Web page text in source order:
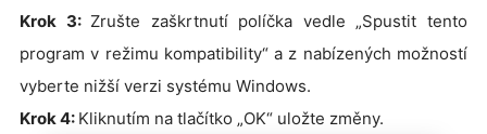
Krok 3: Zrušte zaškrtnutí políčka vedle „Spustit tento
program v režimu kompatibility“ a z nabízených možností
vyberte nižší verzi systému Windows.
Krok 4: Kliknutím na tlačítko „OK“ uložte změny.